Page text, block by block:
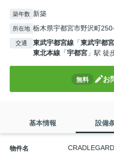
築年数 新築
所在地 栃木県宇都宮市野沢町
交通 東武宇都宮線 「東武宇都宮
東北本線 「宇都宮 」駅 徒
無料 お
基本情報 設備
物件名